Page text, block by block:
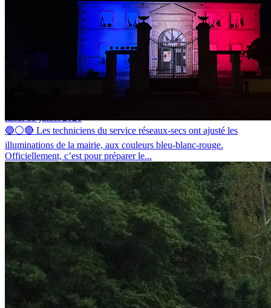
lundi 13 juillet 2026
🔵⚪🔴 Les techniciens du service réseaux-secs ont ajusté les
illuminations de la mairie, aux couleurs bleu-blanc-rouge.
Officiellement, c’est pour préparer le...